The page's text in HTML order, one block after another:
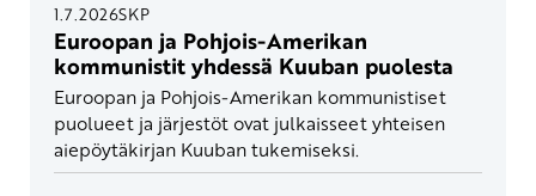
1.7.2026SKP
Euroopan ja Pohjois-Amerikan
kommunistit yhdessä Kuuban puolesta
Euroopan ja Pohjois-Amerikan kommunistiset
puolueet ja järjestöt ovat julkaisseet yhteisen
aiepöytäkirjan Kuuban tukemiseksi.